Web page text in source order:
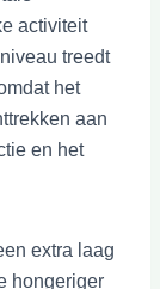
activiteit
treedt
het
aan
en het
extra laag
hongeriger